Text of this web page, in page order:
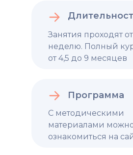
Занятия проходят от
неделю. Полный
от 4,5 до 9 месяцев
С методическими
материалами
ознакомиться на
Программа